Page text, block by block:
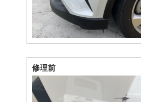
修理前